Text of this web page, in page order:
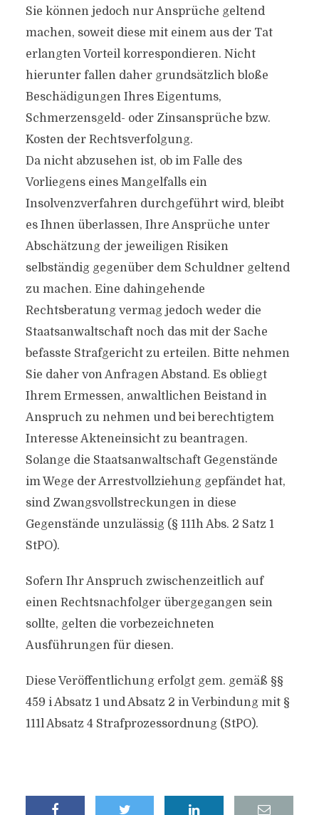
Sie können jedoch nur Ansprüche geltend
machen, soweit diese mit einem aus der Tat
erlangten Vorteil korrespondieren. Nicht
hierunter fallen daher grundsätzlich bloße
Beschädigungen Ihres Eigentums,
Schmerzensgeld- oder Zinsansprüche bzw.
Kosten der Rechtsverfolgung.
Da nicht abzusehen ist, ob im Falle des
Vorliegens eines Mangelfalls ein
Insolvenzverfahren durchgeführt wird, bleibt
es Ihnen überlassen, Ihre Ansprüche unter
Abschätzung der jeweiligen Risiken
selbständig gegenüber dem Schuldner geltend
zu machen. Eine dahingehende
Rechtsberatung vermag jedoch weder die
Staatsanwaltschaft noch das mit der Sache
befasste Strafgericht zu erteilen. Bitte nehmen
Sie daher von Anfragen Abstand. Es obliegt
Ihrem Ermessen, anwaltlichen Beistand in
Anspruch zu nehmen und bei berechtigtem
Interesse Akteneinsicht zu beantragen.
Solange die Staatsanwaltschaft Gegenstände
im Wege der Arrestvollziehung gepfändet hat,
sind Zwangsvollstreckungen in diese
Gegenstände unzulässig (§ 111h Abs. 2 Satz 1
StPO).
Sofern Ihr Anspruch zwischenzeitlich auf
einen Rechtsnachfolger übergegangen sein
sollte, gelten die vorbezeichneten
Ausführungen für diesen.
Diese Veröffentlichung erfolgt gem. gemäß §§
459 i Absatz 1 und Absatz 2 in Verbindung mit §
111l Absatz 4 Strafprozessordnung (StPO).